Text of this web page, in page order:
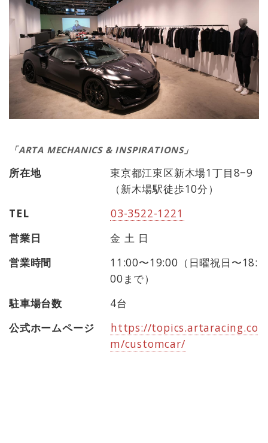
所在地
東京都江東区新木場1丁目8−9
（新木場駅徒歩10分）
TEL
03-3522-1221
営業日
金 土 日
営業時間
11:00〜19:00（日曜祝日〜18:
00まで）
駐車場台数
4台
公式ホームページ
https://topics.artaracing.co
m/customcar/
「ARTA MECHANICS & INSPIRATIONS」